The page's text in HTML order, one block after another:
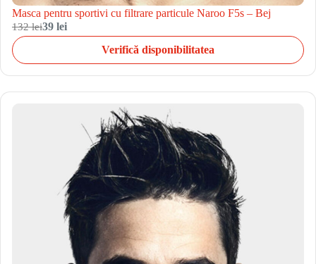
Masca pentru sportivi cu filtrare particule Naroo F5s – Bej
132 lei39 lei
Verifică disponibilitatea